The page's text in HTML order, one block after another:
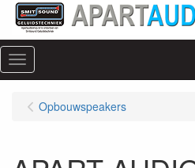
Menu
Opbouwspeakers